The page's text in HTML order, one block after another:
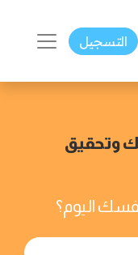
التسجيل
وتحقيق
اليوم؟